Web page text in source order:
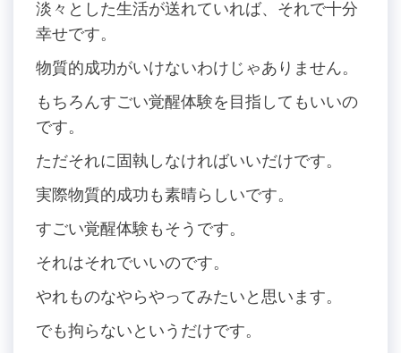
淡々とした生活が送れていれば、それで十分
幸せです。
物質的成功がいけないわけじゃありません。
もちろんすごい覚醒体験を目指してもいいの
です。
ただそれに固執しなければいいだけです。
実際物質的成功も素晴らしいです。
すごい覚醒体験もそうです。
それはそれでいいのです。
やれものなやらやってみたいと思います。
でも拘らないというだけです。